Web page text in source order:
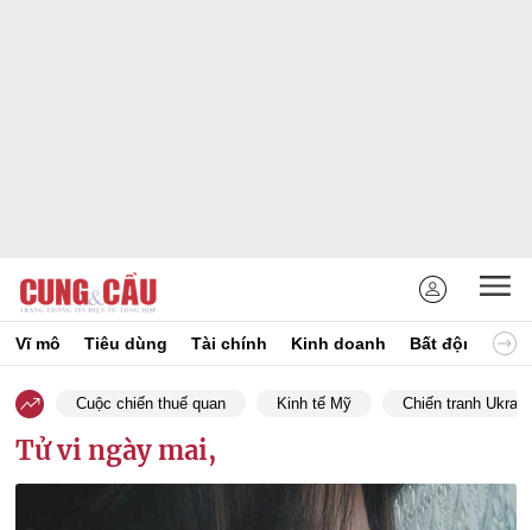
Vĩ mô Tiêu dùng Tài chính Kinh doanh Bất động sản
Cuộc chiến thuế quan Kinh tế Mỹ Chiến tranh
Tử vi ngày mai,